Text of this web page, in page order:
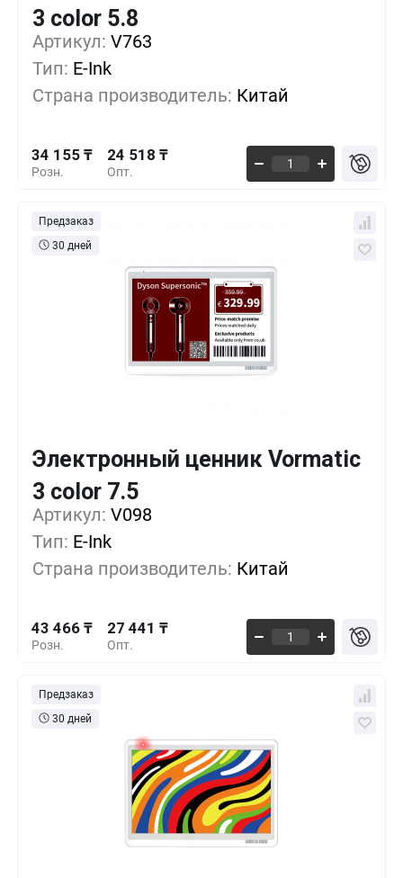
3 color 5.8
Артикул: V763
Тип: E-Ink
Страна производитель: Китай
Розн.
34 155 ₸
Опт.
24 518 ₸
1+ 0%
500+
1000+ -22%
Предзаказ
30 дней
Электронный ценник Vormatic
3 color 7.5
Артикул: V098
Тип: E-Ink
Страна производитель: Китай
Розн.
43 466 ₸
Опт.
27 441 ₸
1+ 0%
100+
500+ -30%
Предзаказ
30 дней